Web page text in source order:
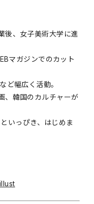
後、女子美術大学に進
マガジンでのカット
ど幅広く活動。
、韓国のカルチャーが
いっぴき、はじめま